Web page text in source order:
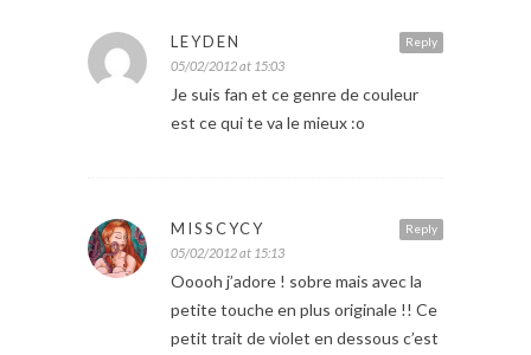
Reply
LEYDEN
05/02/2012 at 15:03
Je suis fan et ce genre de couleur
est ce qui te va le mieux :o
Reply
MISSCYCY
05/02/2012 at 15:13
Ooooh j’adore ! sobre mais avec la
petite touche en plus originale !! Ce
petit trait de violet en dessous c’est